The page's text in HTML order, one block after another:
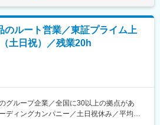
顧客を引継ぎをしていきます。
ジ】
訪問準備/メーカー担当者と打合せ
用し、1日5～8件程度のお客様を訪問しま
料作成、商品勉強会出席など
承認制で通常は遅くとも19時には退社して
上などを考慮し、目標を設定。売上実績ほ
金額であり、選考を通じて上下する可能性
)は固定手当を含めた表記です。
のルート営業／東証プライム上
土日祝）／残業20h
グループ企業／全国に30以上の拠点があ
ディングカンパニー／土日祝休み／平均残